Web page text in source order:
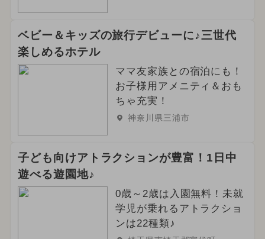
ベビー＆キッズの旅行デビューに♪三世代
楽しめるホテル
ママ友家族との宿泊にも！
お子様用アメニティ＆おも
ちゃ充実！
神奈川県三浦市
子ども向けアトラクションが豊富！1日中
遊べる遊園地♪
0歳～2歳は入園無料！未就
学児が乗れるアトラクショ
ンは22種類♪